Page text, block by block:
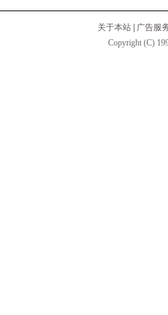
关于本站
广告服
Copyright (C)